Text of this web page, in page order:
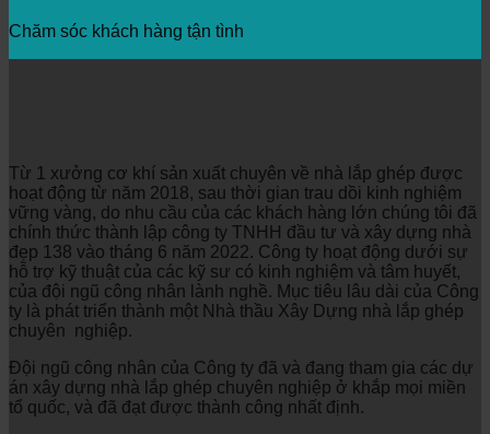
Chăm sóc khách hàng tận tình
Từ 1 xưởng cơ khí sản xuất chuyên về nhà lắp ghép được
hoạt động từ năm 2018, sau thời gian trau dồi kinh nghiệm
vững vàng, do nhu cầu của các khách hàng lớn chúng tôi đã
chính thức thành lập công ty TNHH đầu tư và xây dựng nhà
đẹp 138 vào tháng 6 năm 2022. Công ty hoạt động dưới sự
hỗ trợ kỹ thuật của các kỹ sư có kinh nghiệm và tâm huyết,
của đội ngũ công nhân lành nghề. Mục tiêu lâu dài của Công
ty là phát triển thành một Nhà thầu Xây Dựng nhà lắp ghép
chuyên nghiệp.
Đội ngũ công nhân của Công ty đã và đang tham gia các dự
án xây dựng nhà lắp ghép chuyên nghiệp ở khắp mọi miền
tổ quốc, và đã đạt được thành công nhất định.